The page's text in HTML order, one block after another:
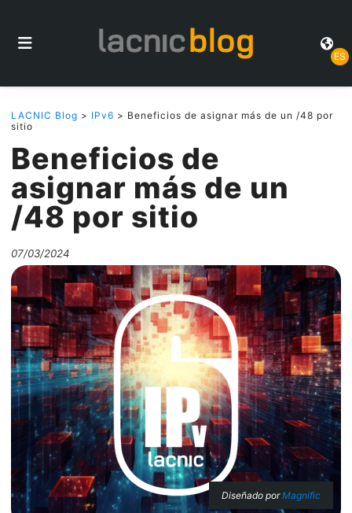
ES
LACNIC Blog > IPv6 > Beneficios de asignar más de un /48 por
sitio
Beneficios de
asignar más de un
/48 por sitio
07/03/2024
Diseñado porMagnific